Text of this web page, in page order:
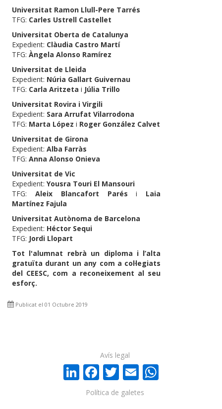
Universitat Ramon Llull-Pere Tarrés
TFG: Carles Ustrell Castellet
Universitat Oberta de Catalunya
Expedient: Clàudia Castro Martí
TFG: Àngela Alonso Ramírez
Universitat de Lleida
Expedient: Núria Gallart Guivernau
TFG: Carla Aritzeta i Júlia Trillo
Universitat Rovira i Virgili
Expedient: Sara Arrufat Vilarrodona
TFG: Marta López i Roger González Calvet
Universitat de Girona
Expedient: Alba Farràs
TFG: Anna Alonso Onieva
Universitat de Vic
Expedient: Yousra Touri El Mansouri
TFG: Aleix Blancafort Parés i Laia
Martínez Fajula
Universitat Autònoma de Barcelona
Expedient: Héctor Sequi
TFG: Jordi Llopart
Tot l'alumnat rebrà un diploma i l’alta
gratuïta durant un any com a col·legiats
del CEESC, com a reconeixement al seu
esforç.
Publicat el 01 Octubre 2019
LinkedIn
Facebook
Twitter
Email
Política de galetes
Avís legal